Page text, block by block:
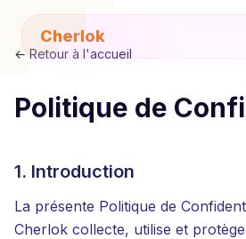
Cherlok
☀️ FR EN
←Retour à l'accueil
Politique de
1. Introduction
La présente Politique de
Cherlok collecte, utilise et